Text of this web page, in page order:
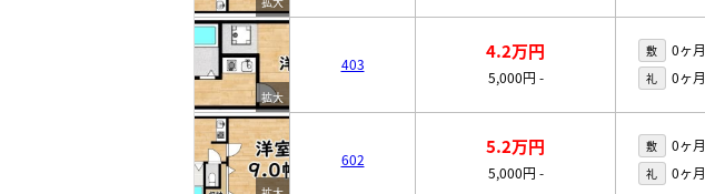
403
4.2万円
5,000円 -
敷 0ヶ月
礼 0ヶ月
602
5.2万円
5,000円 -
敷 0ヶ月
礼 0ヶ月